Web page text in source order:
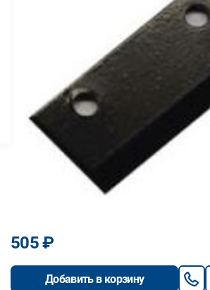
505 ₽
Добавить в корзину